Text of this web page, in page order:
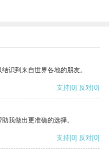
识到来自世界各地的朋友。
支持[0] 反对[0]
我做出更准确的选择。
支持[0] 反对[0]